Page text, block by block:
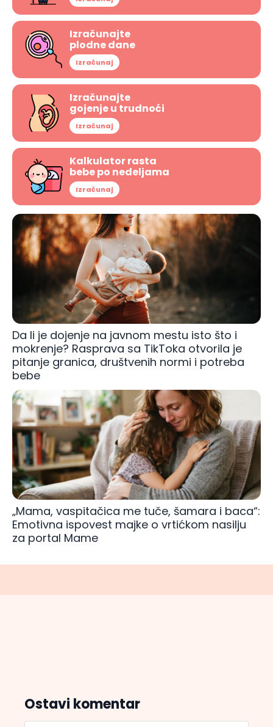
Izračunajte
plodne dane
Izračunaj
Izračunajte
gojenje u trudnoći
Izračunaj
Kalkulator rasta
bebe po nedeljama
Izračunaj
Da li je dojenje na javnom mestu isto što i
mokrenje? Rasprava sa TikToka otvorila je
pitanje granica, društvenih normi i potreba
bebe
„Mama, vaspitačica me tuče, šamara i baca“:
Emotivna ispovest majke o vrtićkom nasilju
za portal Mame
Ostavi komentar